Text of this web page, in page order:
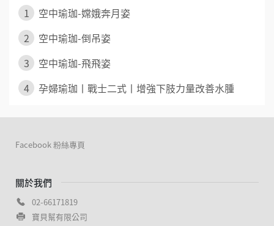
1
空中瑜珈-嫦娥奔月姿
2
空中瑜珈-倒吊姿
3
空中瑜珈-飛飛姿
4
孕婦瑜珈丨戰士二式丨增強下肢力量改善水腫
關於我們
02-66171819
寶貝幫有限公司
Facebook 粉絲專頁